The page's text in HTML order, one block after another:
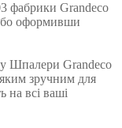
фабрики Grandeco
оформивши
Шпалери Grandeco
зручним для
на всі ваші